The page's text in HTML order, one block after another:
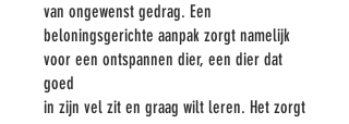
van ongewenst gedrag. Een
beloningsgerichte aanpak zorgt namelijk
voor een ontspannen dier, een dier dat
goed
in zijn vel zit en graag wilt leren. Het zorgt